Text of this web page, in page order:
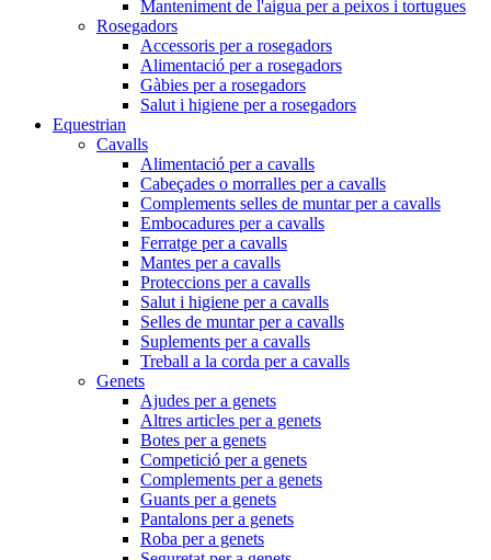
Manteniment de l'aigua per a peixos i tortugues
Rosegadors
Accessoris per a rosegadors
Alimentació per a rosegadors
Gàbies per a rosegadors
Salut i higiene per a rosegadors
Equestrian
Cavalls
Alimentació per a cavalls
Cabeçades o morralles per a cavalls
Complements selles de muntar per a cavalls
Embocadures per a cavalls
Ferratge per a cavalls
Mantes per a cavalls
Proteccions per a cavalls
Salut i higiene per a cavalls
Selles de muntar per a cavalls
Suplements per a cavalls
Treball a la corda per a cavalls
Genets
Ajudes per a genets
Altres articles per a genets
Botes per a genets
Competició per a genets
Complements per a genets
Guants per a genets
Pantalons per a genets
Roba per a genets